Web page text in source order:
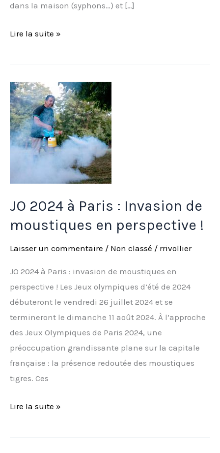
dans la maison (syphons…) et […]
Lire la suite »
JO 2024 à Paris : Invasion de
moustiques en perspective !
Laisser un commentaire / Non classé / rrivollier
JO 2024 à Paris : invasion de moustiques en
perspective ! Les Jeux olympiques d’été de 2024
débuteront le vendredi 26 juillet 2024 et se
termineront le dimanche 11 août 2024. À l’approche
des Jeux Olympiques de Paris 2024, une
préoccupation grandissante plane sur la capitale
française : la présence redoutée des moustiques
tigres. Ces
JO
2024
à
Paris
en
perspective
Lire la suite »